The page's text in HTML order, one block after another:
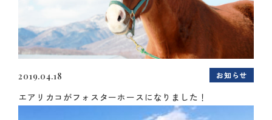
2019.04.18 お知らせ
エアリカコがフォスターホースになりました！